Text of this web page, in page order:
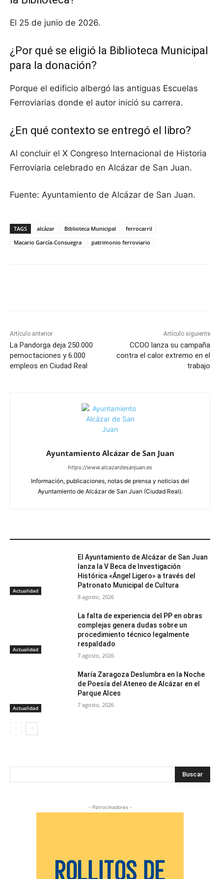
El 25 de junio de 2026.
¿Por qué se eligió la Biblioteca Municipal
para la donación?
Porque el edificio albergó las antiguas Escuelas
Ferroviarias donde el autor inició su carrera.
¿En qué contexto se entregó el libro?
Al concluir el X Congreso Internacional de Historia
Ferroviaria celebrado en Alcázar de San Juan.
Fuente: Ayuntamiento de Alcázar de San Juan.
TAGS alcázar Biblioteca Municipal
ferrocarril
Macario García-Consuegra
patrimonio ferroviario
Artículo anterior
La Pandorga deja 250.000
pernoctaciones y 6.000
empleos en Ciudad Real
Artículo siguiente
CCOO lanza su campaña
contra el calor extremo en el
trabajo
Ayuntamiento Alcázar de San Juan
https://www.alcazardesanjuan.es
Información, publicaciones, notas de prensa y noticias del
Ayuntamiento de Alcázar de San Juan (Ciudad Real).
Actualidad
El Ayuntamiento de Alcázar de San Juan
lanza la V Beca de Investigación
Histórica «Ángel Ligero» a través del
Patronato Municipal de Cultura
8 agosto, 2026
Actualidad
La falta de experiencia del PP en obras
complejas genera dudas sobre un
procedimiento técnico legalmente
respaldado
7 agosto, 2026
Actualidad
María Zaragoza Deslumbra en la Noche
de Poesía del Ateneo de Alcázar en el
Parque Alces
7 agosto, 2026
Buscar
- Patrocinadores -